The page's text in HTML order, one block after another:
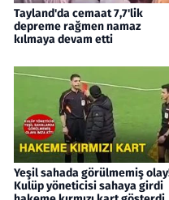
Tayland'da cemaat 7,7'lik
depreme rağmen namaz
kılmaya devam etti
Yeşil sahada görülmemiş
Kulüp yöneticisi sahaya girdi